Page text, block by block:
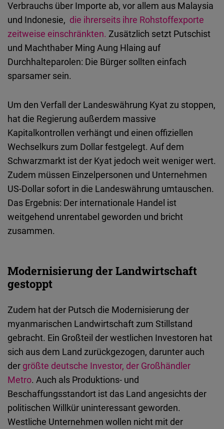
Verbrauchs über Importe ab, vor allem aus Malaysia
und Indonesie, die ihrerseits ihre Rohstoffexporte
zeitweise einschränkten. Zusätzlich setzt Putschist
und Machthaber Ming Aung Hlaing auf
Durchhalteparolen: Die Bürger sollten einfach
sparsamer sein.
Um den Verfall der Landeswährung Kyat zu stoppen,
hat die Regierung außerdem massive
Kapitalkontrollen verhängt und einen offiziellen
Wechselkurs zum Dollar festgelegt. Auf dem
Schwarzmarkt ist der Kyat jedoch weit weniger wert.
Zudem müssen Einzelpersonen und Unternehmen
US-Dollar sofort in die Landeswährung umtauschen.
Das Ergebnis: Der internationale Handel ist
weitgehend unrentabel geworden und bricht
zusammen.
Modernisierung der Landwirtschaft
gestoppt
Zudem hat der Putsch die Modernisierung der
myanmarischen Landwirtschaft zum Stillstand
gebracht. Ein Großteil der westlichen Investoren hat
sich aus dem Land zurückgezogen, darunter auch
der größte deutsche Investor, der Großhändler
Metro. Auch als Produktions- und
Beschaffungsstandort ist das Land angesichts der
politischen Willkür uninteressant geworden.
Westliche Unternehmen wollen nicht mit der